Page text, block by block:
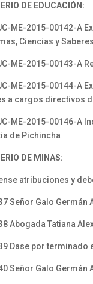
DE EDUCACIÓN:
ME-2015-00142-A
Ciencias y
ME-2015-00143-A
ME-2015-00144-A
a cargos directivos
ME-2015-00146-A
de Pichincha
DE MINAS:
atribuciones y
Señor Galo Germán
Abogada Tatiana
Dase por
Señor Galo